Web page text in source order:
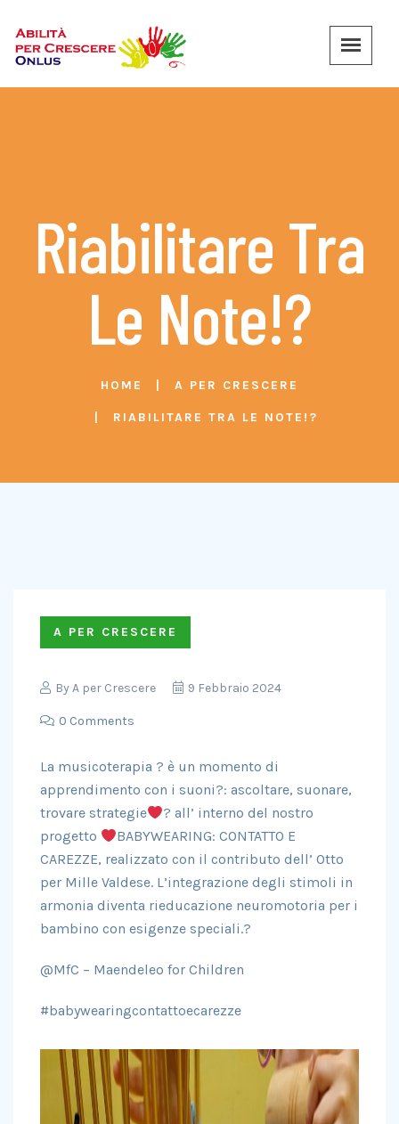
Riabilitare Tra
Le Note!?
HOME A PER CRESCERE
RIABILITARE TRA LE NOTE!?
A PER CRESCERE
ByA per Crescere 9 Febbraio 2024
0 Comments
La musicoterapia ? è un momento di
apprendimento con i suoni?: ascoltare, suonare,
trovare strategie
? all’ interno del nostro
progetto
BABYWEARING: CONTATTO E
CAREZZE, realizzato con il contributo dell’ Otto
per Mille Valdese. L’integrazione degli stimoli in
armonia diventa rieducazione neuromotoria per i
bambino con esigenze speciali.?
@MfC – Maendeleo for Children
#babywearingcontattoecarezze